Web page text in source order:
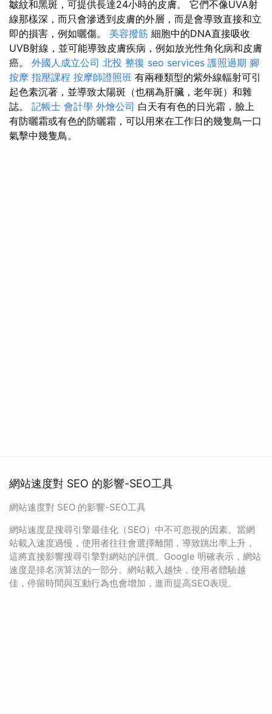
皺紋和黑斑，可提供長達24小時的皮膚。 它們不像UVA射
線那樣深，而只會滲透到皮膚的外層，而是會導致直接和立
即的損害，例如曬傷。 美容撥筋 細胞中的DNA直接吸收
UVB射線，並可能導致皮膚疾病，例如放光性角化病和皮膚
癌。 外國人成立公司 北投 整復 seo services 護照過期 腳
按摩 指壓課程 按摩師證照班 有兩種類型的紫外線輻射可引
起色素沉著，並導致太陽斑（也稱為肝臟，老年斑）和雜
誌。 記帳士 會計學 外燴公司 白天有有色的日光霜，臉上
有防曬霜或有色的防曬霜，可以用來在工作日的幾隻鳥一口
氣擊中幾隻鳥。
網站速度對 SEO 的影響-SEO工具
網站速度對 SEO 的影響-SEO工具
網站速度是搜尋引擎最佳化（SEO）中不可忽視的因素。當網
站載入速度過慢，使用者往往會選擇離開，導致跳出率上升，
這將直接影響搜尋引擎對網站的評價。Google 明確表示，網站
速度是排名演算法的一部分。網站載入越快，使用者體驗越
佳，停留時間與互動行為也會增加，進而提高SEO表現。